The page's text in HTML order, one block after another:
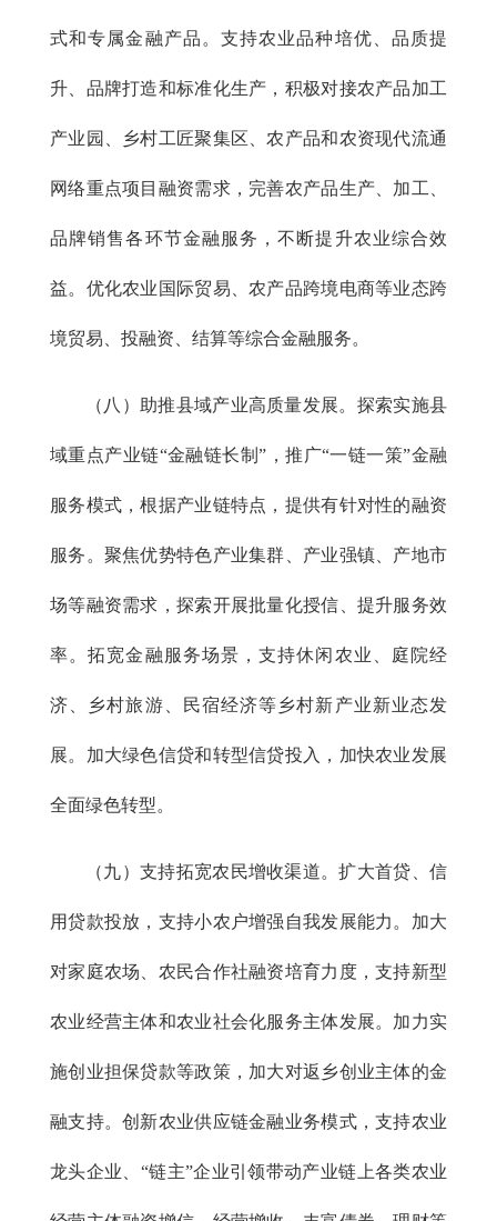
式和专属金融产品。支持农业品种培优、品质提
升、品牌打造和标准化生产，积极对接农产品加工
产业园、乡村工匠聚集区、农产品和农资现代流通
网络重点项目融资需求，完善农产品生产、加工、
品牌销售各环节金融服务，不断提升农业综合效
益。优化农业国际贸易、农产品跨境电商等业态跨
境贸易、投融资、结算等综合金融服务。
（八）助推县域产业高质量发展。探索实施县
域重点产业链“金融链长制”，推广“一链一策”金融
服务模式，根据产业链特点，提供有针对性的融资
服务。聚焦优势特色产业集群、产业强镇、产地市
场等融资需求，探索开展批量化授信、提升服务效
率。拓宽金融服务场景，支持休闲农业、庭院经
济、乡村旅游、民宿经济等乡村新产业新业态发
展。加大绿色信贷和转型信贷投入，加快农业发展
全面绿色转型。
（九）支持拓宽农民增收渠道。扩大首贷、信
用贷款投放，支持小农户增强自我发展能力。加大
对家庭农场、农民合作社融资培育力度，支持新型
农业经营主体和农业社会化服务主体发展。加力实
施创业担保贷款等政策，加大对返乡创业主体的金
融支持。创新农业供应链金融业务模式，支持农业
龙头企业、“链主”企业引领带动产业链上各类农业